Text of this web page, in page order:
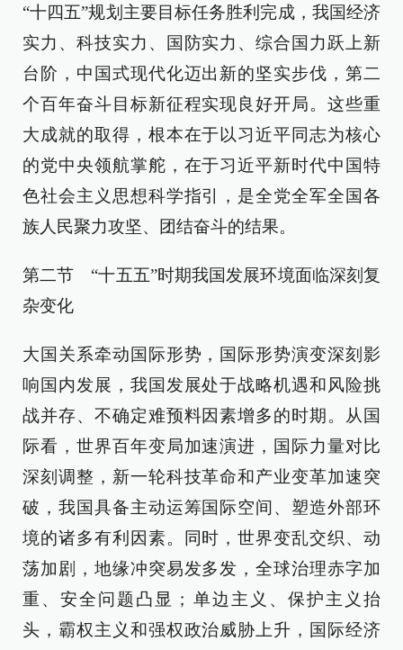
“十四五”规划主要目标任务胜利完成，我国经济
实力、科技实力、国防实力、综合国力跃上新
台阶，中国式现代化迈出新的坚实步伐，第二
个百年奋斗目标新征程实现良好开局。这些重
大成就的取得，根本在于以习近平同志为核心
的党中央领航掌舵，在于习近平新时代中国特
色社会主义思想科学指引，是全党全军全国各
族人民聚力攻坚、团结奋斗的结果。
第二节 “十五五”时期我国发展环境面临深刻复
杂变化
大国关系牵动国际形势，国际形势演变深刻影
响国内发展，我国发展处于战略机遇和风险挑
战并存、不确定难预料因素增多的时期。从国
际看，世界百年变局加速演进，国际力量对比
深刻调整，新一轮科技革命和产业变革加速突
破，我国具备主动运筹国际空间、塑造外部环
境的诸多有利因素。同时，世界变乱交织、动
荡加剧，地缘冲突易发多发，全球治理赤字加
重、安全问题凸显；单边主义、保护主义抬
头，霸权主义和强权政治威胁上升，国际经济